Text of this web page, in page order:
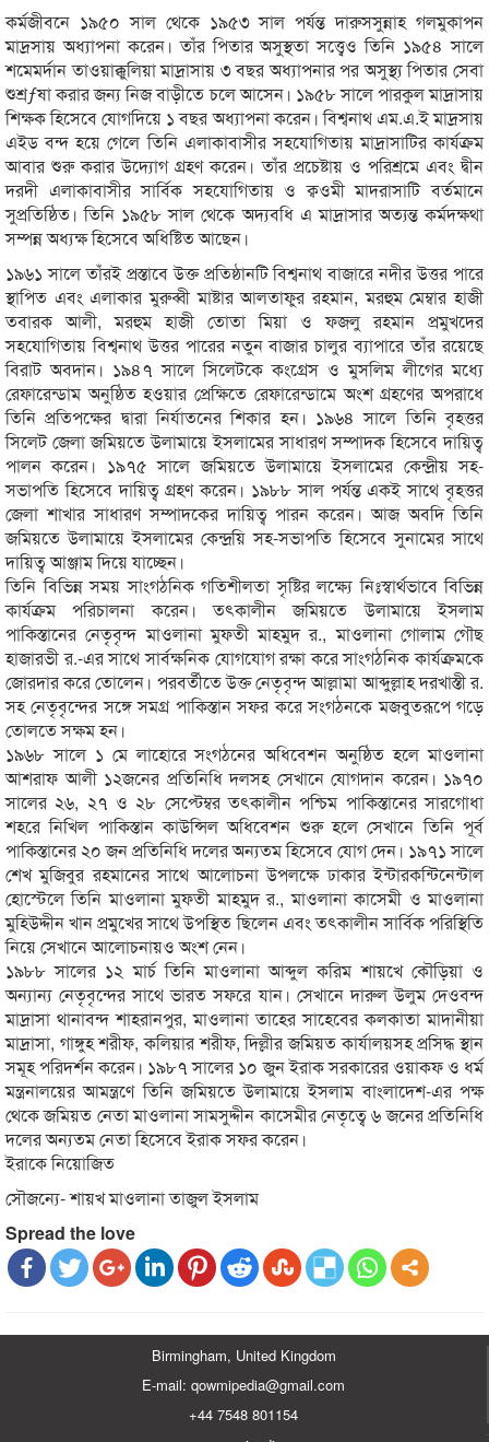
কর্মজীবনে ১৯৫০ সাল থেকে ১৯৫৩ সাল পর্যন্ত দারুসসুন্নাহ গলমুকাপন
মাদ্রসায় অধ্যাপনা করেন। তাঁর পিতার অসুস্থতা সত্ত্বেও তিনি ১৯৫৪ সালে
শমেমর্দান তাওয়াক্কুলিয়া মাদ্রাসায় ৩ বছর অধ্যাপনার পর অসুস্থ্য পিতার সেবা
শুশ্রƒষা করার জন্য নিজ বাড়ীতে চলে আসেন। ১৯৫৮ সালে পারকুল মাদ্রাসায়
শিক্ষক হিসেবে যোগদিয়ে ১ বছর অধ্যাপনা করেন। বিশ্বনাথ এম.এ.ই মাদ্রসায়
এইড বন্দ হয়ে গেলে তিনি এলাকাবাসীর সহযোগিতায় মাদ্রাসাটির কার্যক্রম
আবার শুরু করার উদ্যোগ গ্রহণ করেন। তাঁর প্রচেষ্টায় ও পরিশ্রমে এবং দ্বীন
দরদী এলাকাবাসীর সার্বিক সহযোগিতায় ও ক্বওমী মাদরাসাটি বর্তমানে
সুপ্রতিষ্ঠিত। তিনি ১৯৫৮ সাল থেকে অদ্যবধি এ মাদ্রাসার অত্যন্ত কর্মদক্ষথা
সম্পন্ন অধ্যক্ষ হিসেবে অধিষ্টিত আছেন।
১৯৬১ সালে তাঁরই প্রস্তাবে উক্ত প্রতিষ্ঠানটি বিশ্বনাথ বাজারে নদীর উত্তর পারে
স্থাপিত এবং এলাকার মুরুব্বী মাষ্টার আলতাফুর রহমান, মরহুম মেম্বার হাজী
তবারক আলী, মরহুম হাজী তোতা মিয়া ও ফজলু রহমান প্রমুখদের
সহযোগিতায় বিশ্বনাথ উত্তর পারের নতুন বাজার চালুর ব্যাপারে তাঁর রয়েছে
বিরাট অবদান। ১৯৪৭ সালে সিলেটকে কংগ্রেস ও মুসলিম লীগের মধ্যে
রেফারেন্ডাম অনুষ্ঠিত হওয়ার প্রেক্ষিতে রেফারেন্ডামে অংশ গ্রহণের অপরাধে
তিনি প্রতিপক্ষের দ্বারা নির্যাতনের শিকার হন। ১৯৬৪ সালে তিনি বৃহত্তর
সিলেট জেলা জমিয়তে উলামায়ে ইসলামের সাধারণ সম্পাদক হিসেবে দায়িত্ব
পালন করেন। ১৯৭৫ সালে জমিয়তে উলামায়ে ইসলামের কেন্দ্রীয় সহ-
সভাপতি হিসেবে দায়িত্ব গ্রহণ করেন। ১৯৮৮ সাল পর্যন্ত একই সাথে বৃহত্তর
জেলা শাখার সাধারণ সম্পাদকের দায়িত্ব পারন করেন। আজ অবদি তিনি
জমিয়তে উলামায়ে ইসলামের কেন্দ্রয়ি সহ-সভাপতি হিসেবে সুনামের সাথে
দায়িত্ব আঞ্জাম দিয়ে যাচ্ছেন।
তিনি বিভিন্ন সময় সাংগঠনিক গতিশীলতা সৃষ্টির লক্ষ্যে নিঃস্বার্থভাবে বিভিন্ন
কার্যক্রম পরিচালনা করেন। তৎকালীন জমিয়তে উলামায়ে ইসলাম
পাকিস্তানের নেতৃবৃন্দ মাওলানা মুফতী মাহমুদ র., মাওলানা গোলাম গৌছ
হাজারভী র.-এর সাথে সার্বক্ষনিক যোগযোগ রক্ষা করে সাংগঠনিক কার্যক্রমকে
জোরদার করে তোলেন। পরবর্তীতে উক্ত নেতৃবৃন্দ আল্লামা আব্দুল্লাহ দরখাস্তী র.
সহ নেতৃবৃন্দের সঙ্গে সমগ্র পাকিস্তান সফর করে সংগঠনকে মজবুতরূপে গড়ে
তোলতে সক্ষম হন।
১৯৬৮ সালে ১ মে লাহোরে সংগঠনের অধিবেশন অনুষ্ঠিত হলে মাওলানা
আশরাফ আলী ১২জনের প্রতিনিধি দলসহ সেখানে যোগদান করেন। ১৯৭০
সালের ২৬, ২৭ ও ২৮ সেপ্টেম্বর তৎকালীন পশ্চিম পাকিস্তানের সারগোধা
শহরে নিখিল পাকিস্তান কাউন্সিল অধিবেশন শুরু হলে সেখানে তিনি পূর্ব
পাকিস্তানের ২০ জন প্রতিনিধি দলের অন্যতম হিসেবে যোগ দেন। ১৯৭১ সালে
শেখ মুজিবুর রহমানের সাথে আলোচনা উপলক্ষে ঢাকার ইন্টারকন্টিনেন্টাল
হোস্টেলে তিনি মাওলানা মুফতী মাহমুদ র., মাওলানা কাসেমী ও মাওলানা
মুহিউদ্দীন খান প্রমুখের সাথে উপস্থিত ছিলেন এবং তৎকালীন সার্বিক পরিস্থিতি
নিয়ে সেখানে আলোচনায়ও অংশ নেন।
১৯৮৮ সালের ১২ মার্চ তিনি মাওলানা আব্দুল করিম শায়খে কৌড়িয়া ও
অন্যান্য নেতৃবৃন্দের সাথে ভারত সফরে যান। সেখানে দারুল উলুম দেওবন্দ
মাদ্রাসা থানাবন্দ শাহরানপুর, মাওলানা তাহের সাহেবের কলকাতা মাদানীয়া
মাদ্রাসা, গাঙ্গুহ শরীফ, কলিয়ার শরীফ, দিল্লীর জমিয়ত কার্যালয়সহ প্রসিদ্ধ স্থান
সমূহ পরিদর্শন করেন। ১৯৮৭ সালের ১০ জুন ইরাক সরকারের ওয়াক্ফ ও ধর্ম
মন্ত্রনালয়ের আমন্ত্রণে তিনি জমিয়তে উলামায়ে ইসলাম বাংলাদেশ-এর পক্ষ
থেকে জমিয়ত নেতা মাওলানা সামসুদ্দীন কাসেমীর নেতৃত্বে ৬ জনের প্রতিনিধি
দলের অন্যতম নেতা হিসেবে ইরাক সফর করেন।
ইরাকে নিয়োজিত
সৌজন্যে- শায়খ মাওলানা তাজুল ইসলাম
Spread the love
Birmingham, United Kingdom
E-mail: qowmipedia@gmail.com
+44 7548 801154